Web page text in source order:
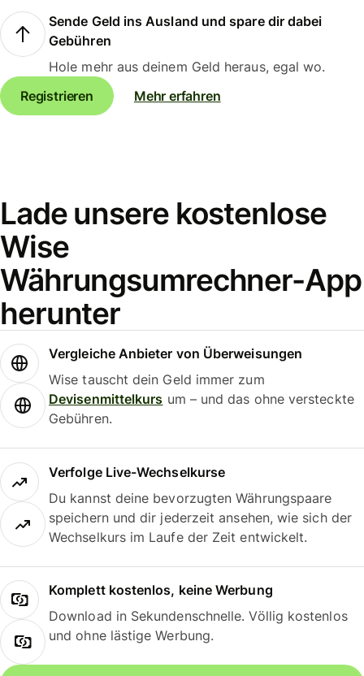
Sende Geld ins Ausland und spare dir dabei
Gebühren
Hole mehr aus deinem Geld heraus, egal wo.
Registrieren
Mehr erfahren
Lade unsere kostenlose
Wise
Währungsumrechner-App
herunter
Vergleiche Anbieter von Überweisungen
Wise tauscht dein Geld immer zum
Devisenmittelkurs um – und das ohne versteckte
Gebühren.
Verfolge Live-Wechselkurse
Du kannst deine bevorzugten Währungspaare
speichern und dir jederzeit ansehen, wie sich der
Wechselkurs im Laufe der Zeit entwickelt.
Komplett kostenlos, keine Werbung
Download in Sekundenschnelle. Völlig kostenlos
und ohne lästige Werbung.